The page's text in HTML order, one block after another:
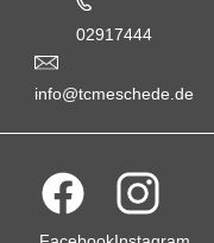
02917444
info@tcmeschede.de